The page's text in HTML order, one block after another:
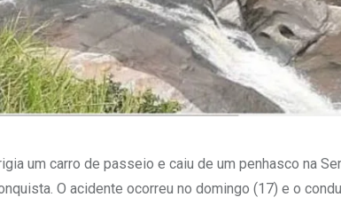
um carro de passeio e caiu de um penhasco na
O acidente ocorreu no domingo (17) e o